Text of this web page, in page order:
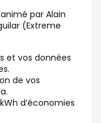
par Alain
(Extreme
et vos données
de vos
d’économies